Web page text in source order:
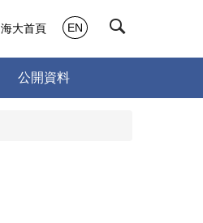
公開資料
海大首頁 EN